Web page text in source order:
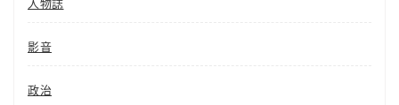
人物誌
影音
政治